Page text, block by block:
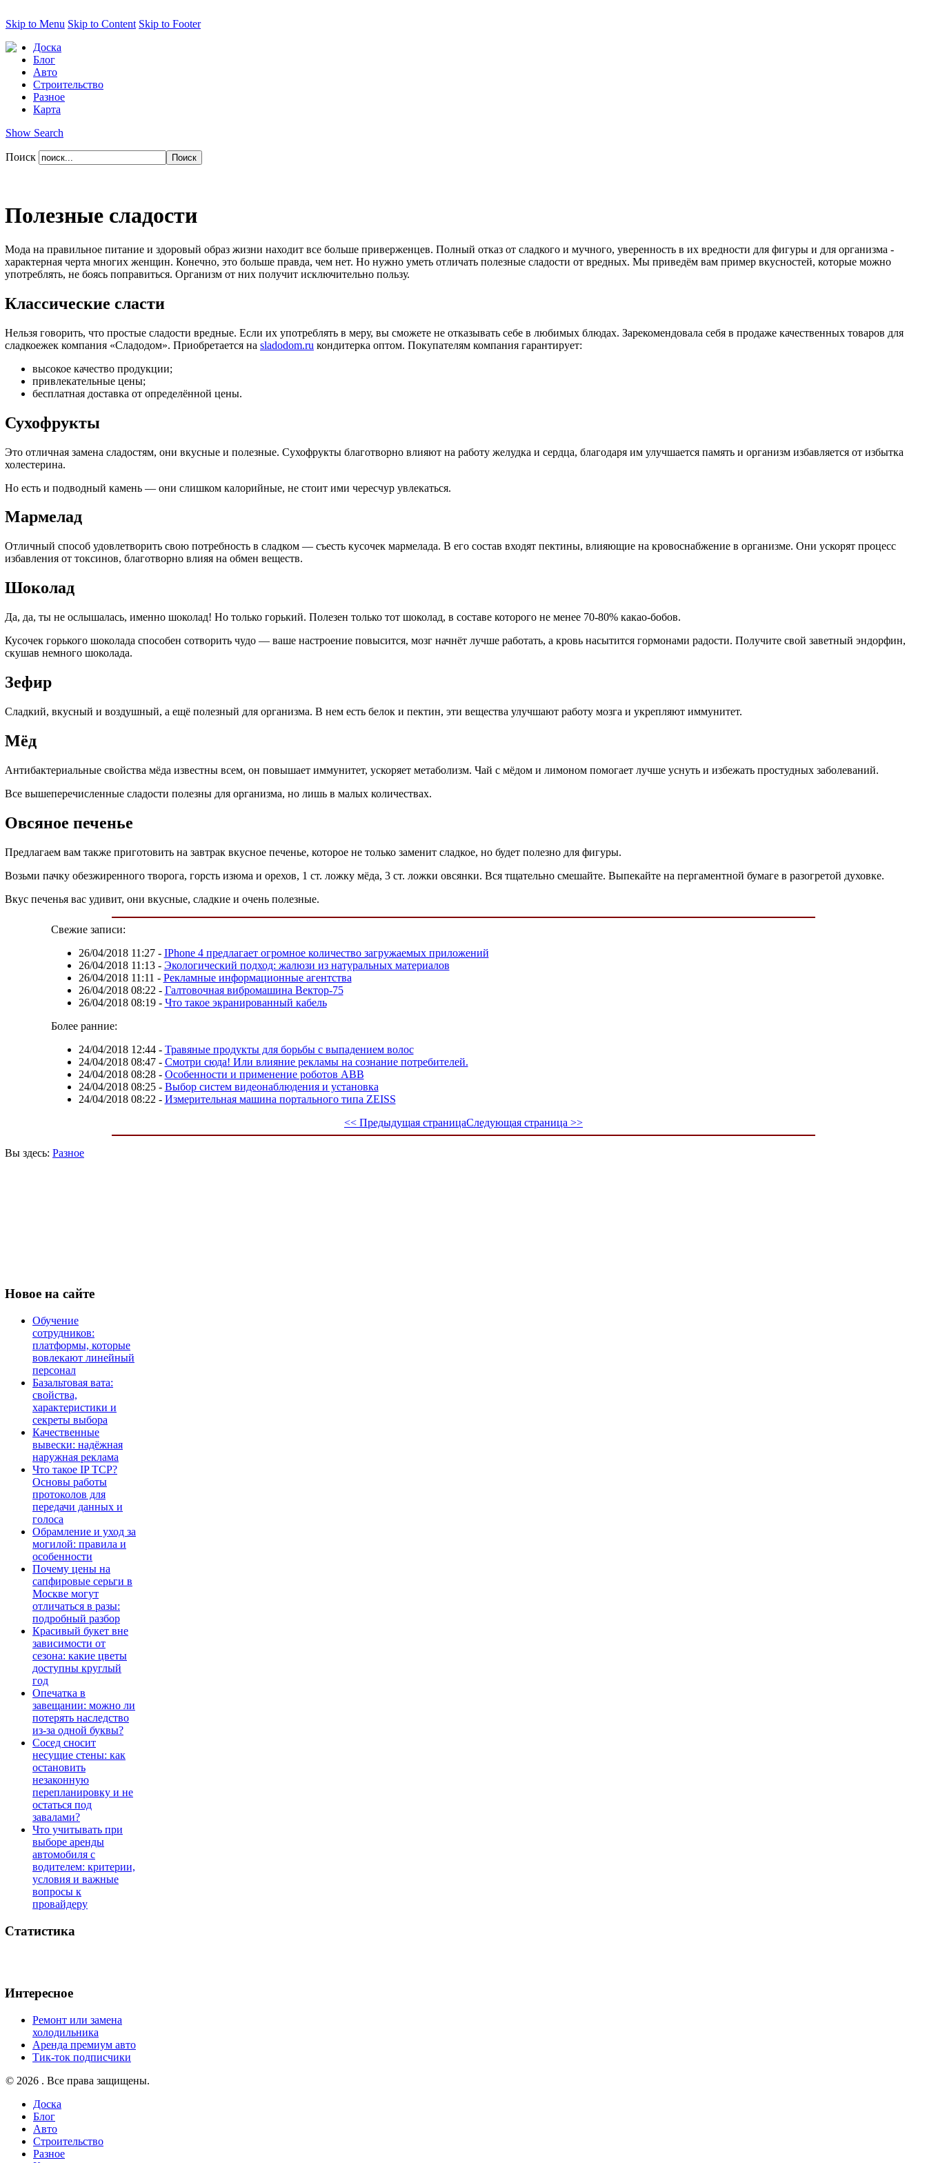
Skip to Menu Skip to Content Skip to Footer
Доска
Блог
Авто
Строительство
Разное
Карта
Show Search
Поиск
Полезные сладости
Мода на правильное питание и здоровый образ жизни находит все больше приверженцев. Полный отказ от сладкого и мучного, уверенность в их вредности для фигуры и для организма -
характерная черта многих женщин. Конечно, это больше правда, чем нет. Но нужно уметь отличать полезные сладости от вредных. Мы приведём вам пример вкусностей, которые можно
употреблять, не боясь поправиться. Организм от них получит исключительно пользу.
Классические сласти
Нельзя говорить, что простые сладости вредные. Если их употреблять в меру, вы сможете не отказывать себе в любимых блюдах. Зарекомендовала себя в продаже качественных товаров для
сладкоежек компания «Сладодом». Приобретается на sladodom.ru кондитерка оптом. Покупателям компания гарантирует:
высокое качество продукции;
привлекательные цены;
бесплатная доставка от определённой цены.
Сухофрукты
Это отличная замена сладостям, они вкусные и полезные. Сухофрукты благотворно влияют на работу желудка и сердца, благодаря им улучшается память и организм избавляется от избытка
холестерина.
Но есть и подводный камень — они слишком калорийные, не стоит ими чересчур увлекаться.
Мармелад
Отличный способ удовлетворить свою потребность в сладком — съесть кусочек мармелада. В его состав входят пектины, влияющие на кровоснабжение в организме. Они ускорят процесс
избавления от токсинов, благотворно влияя на обмен веществ.
Шоколад
Да, да, ты не ослышалась, именно шоколад! Но только горький. Полезен только тот шоколад, в составе которого не менее 70-80% какао-бобов.
Кусочек горького шоколада способен сотворить чудо — ваше настроение повысится, мозг начнёт лучше работать, а кровь насытится гормонами радости. Получите свой заветный эндорфин,
скушав немного шоколада.
Зефир
Сладкий, вкусный и воздушный, а ещё полезный для организма. В нем есть белок и пектин, эти вещества улучшают работу мозга и укрепляют иммунитет.
Мёд
Антибактериальные свойства мёда известны всем, он повышает иммунитет, ускоряет метаболизм. Чай с мёдом и лимоном помогает лучше уснуть и избежать простудных заболеваний.
Все вышеперечисленные сладости полезны для организма, но лишь в малых количествах.
Овсяное печенье
Предлагаем вам также приготовить на завтрак вкусное печенье, которое не только заменит сладкое, но будет полезно для фигуры.
Возьми пачку обезжиренного творога, горсть изюма и орехов, 1 ст. ложку мёда, 3 ст. ложки овсянки. Вся тщательно смешайте. Выпекайте на пергаментной бумаге в разогретой духовке.
Вкус печенья вас удивит, они вкусные, сладкие и очень полезные.
Свежие записи:
26/04/2018 11:27- IPhone 4 предлагает огромное количество загружаемых приложений
26/04/2018 11:13- Экологический подход: жалюзи из натуральных материалов
26/04/2018 11:11 - Рекламные информационные агентства
26/04/2018 08:22 - Галтовочная вибромашина Вектор-75
26/04/2018 08:19- Что такое экранированный кабель
Более ранние:
24/04/2018 12:44- Травяные продукты для борьбы с выпадением волос
24/04/2018 08:47- Смотри сюда! Или влияние рекламы на сознание потребителей.
24/04/2018 08:28- Особенности и применение роботов ABB
24/04/2018 08:25- Выбор систем видеонаблюдения и установка
24/04/2018 08:22 - Измерительная машина портального типа ZEISS
<< Предыдущая страницаСледующая страница >>
Вы здесь: Разное
Новое на сайте
Обучение
сотрудников:
платформы, которые
вовлекают линейный
персонал
Базальтовая вата:
свойства,
характеристики и
секреты выбора
Качественные
вывески: надёжная
наружная реклама
Что такое IP TCP?
Основы работы
протоколов для
передачи данных и
голоса
Обрамление и уход за
могилой: правила и
особенности
Почему цены на
сапфировые серьги в
Москве могут
отличаться в разы:
подробный разбор
Красивый букет вне
зависимости от
сезона: какие цветы
доступны круглый
год
Опечатка в
завещании: можно ли
потерять наследство
из-за одной буквы?
Сосед сносит
несущие стены: как
остановить
незаконную
перепланировку и не
остаться под
завалами?
Что учитывать при
выборе аренды
автомобиля с
водителем: критерии,
условия и важные
вопросы к
провайдеру
Статистика
Интересное
Ремонт или замена
холодильника
Аренда премиум авто
Тик-ток подписчики
© 2026 . Все права защищены.
Доска
Блог
Авто
Строительство
Разное